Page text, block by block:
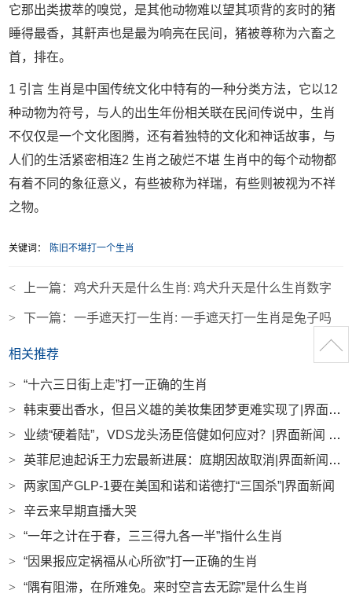
它那出类拔萃的嗅觉，是其他动物难以望其项背的亥时的猪
睡得最香，其鼾声也是最为响亮在民间，猪被尊称为六畜之
首，排在。
1 引言 生肖是中国传统文化中特有的一种分类方法，它以12
种动物为符号，与人的出生年份相关联在民间传说中，生肖
不仅仅是一个文化图腾，还有着独特的文化和神话故事，与
人们的生活紧密相连2 生肖之破烂不堪 生肖中的每个动物都
有着不同的象征意义，有些被称为祥瑞，有些则被视为不祥
之物。
关键词： 陈旧不堪打一个生肖
< 上一篇：鸡犬升天是什么生肖: 鸡犬升天是什么生肖数字
> 下一篇：一手遮天打一生肖: 一手遮天打一生肖是兔子吗
相关推荐
>
“十六三日街上走”打一正确的生肖
>
韩束要出香水，但吕义雄的美妆集团梦更难实现了|界面新闻 · 时尚
>
业绩“硬着陆”，VDS龙头汤臣倍健如何应对？|界面新闻 · 证券
>
英菲尼迪起诉王力宏最新进展：庭期因故取消|界面新闻 · 汽车
>
两家国产GLP-1要在美国和诺和诺德打“三国杀”|界面新闻
>
辛云来早期直播大哭
>
“一年之计在于春，三三得九各一半”指什么生肖
>
“因果报应定祸福从心所欲”打一正确的生肖
>
“隅有阻滞，在所难免。来时空言去无踪”是什么生肖